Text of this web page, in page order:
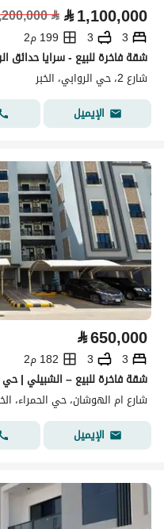
⃁1,100,000
⃁
3
3
199 م2
شقة فاخرة للبيع - سرايا حدائق
شارع 2، حي الروابي، الخبر
الإيميل
⃁650,000
3
3
182 م2
شقة فاخرة للبيع – الشبيلي | حي
شارع ام الهوشان، حي الحمراء،
الإيميل